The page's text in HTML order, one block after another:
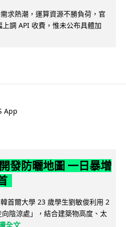
求熱潮，運算資源不勝負荷，官
調 API 收費，惟未公布具體加
App
發防曬地圖 一日暴增
首爾大學 23 歲學生劉敏俊利用 2
陰涼處」，結合建築物高度、太